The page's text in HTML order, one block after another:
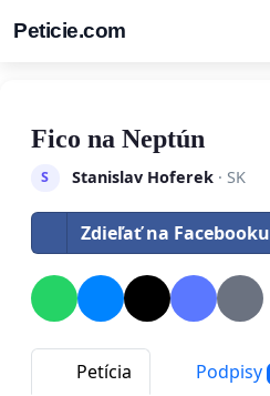
Peticie.com
Fico na Neptún
S Stanislav Hoferek· SK
Zdieľať na Facebooku
Petícia Podpisy